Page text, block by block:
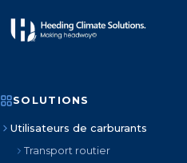
SOLUTIONS
Utilisateurs de carburants
Transport routier